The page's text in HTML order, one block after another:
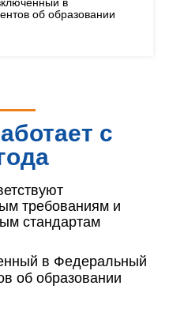
об образовании
с
требованиям и
стандартам
в Федеральный
об образовании